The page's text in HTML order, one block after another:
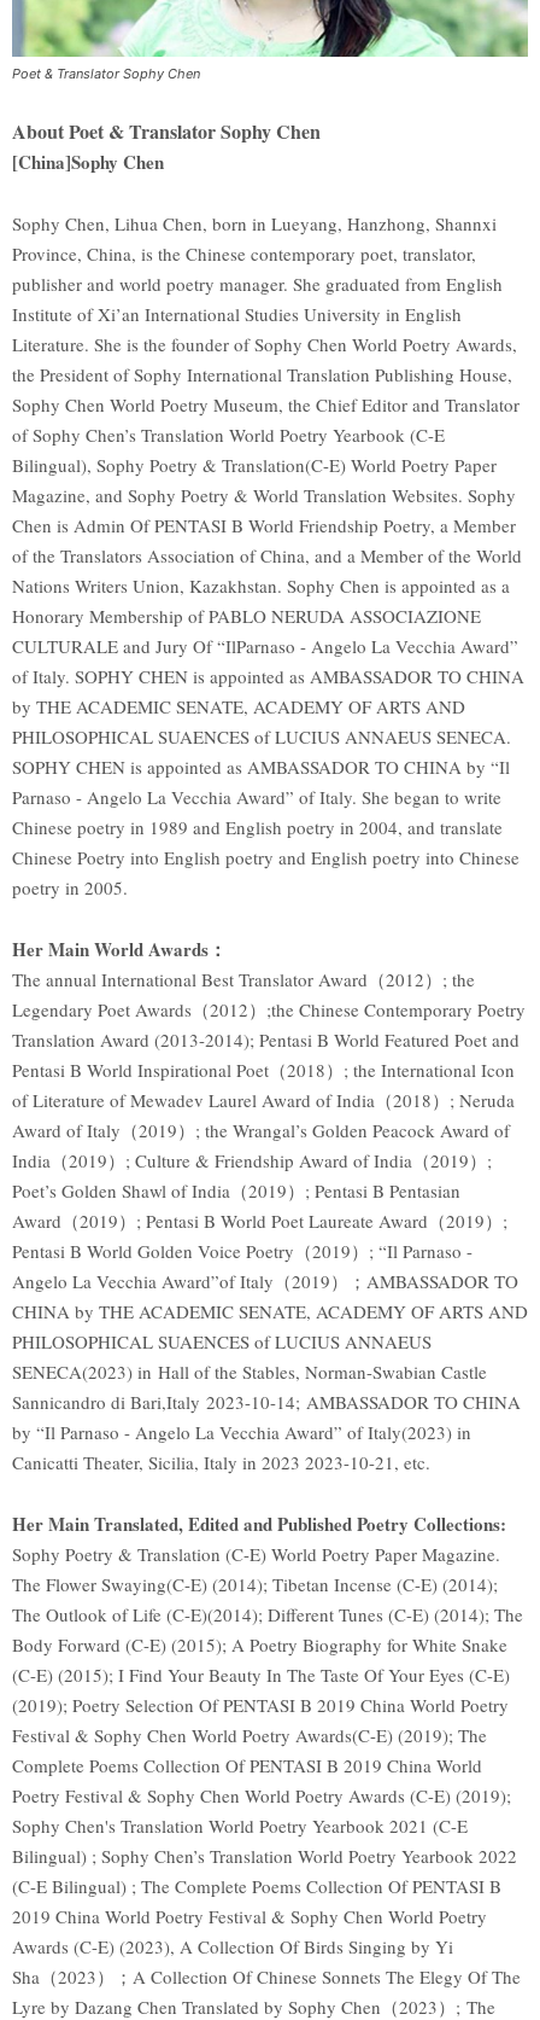
Poet & Translator Sophy Chen
About Poet & Translator Sophy Chen
[China]Sophy Chen
Sophy Chen, Lihua Chen, born in Lueyang, Hanzhong, Shannxi
Province, China, is the Chinese contemporary poet, translator,
publisher and world poetry manager. She graduated from English
Institute of Xi’an International Studies University in English
Literature. She is the founder of Sophy Chen World Poetry Awards,
the President of Sophy International Translation Publishing House,
Sophy Chen World Poetry Museum, the Chief Editor and Translator
of Sophy Chen’s Translation World Poetry Yearbook (C-E
Bilingual), Sophy Poetry & Translation(C-E) World Poetry Paper
Magazine, and Sophy Poetry & World Translation Websites. Sophy
Chen is Admin Of PENTASI B World Friendship Poetry, a Member
of the Translators Association of China, and a Member of the World
Nations Writers Union, Kazakhstan. Sophy Chen is appointed as a
Honorary Membership of PABLO NERUDA ASSOCIAZIONE
CULTURALE and Jury Of “IlParnaso - Angelo La Vecchia Award”
of Italy. SOPHY CHEN is appointed as AMBASSADOR TO CHINA
by THE ACADEMIC SENATE, ACADEMY OF ARTS AND
PHILOSOPHICAL SUAENCES of LUCIUS ANNAEUS SENECA.
SOPHY CHEN is appointed as AMBASSADOR TO CHINA by “Il
Parnaso - Angelo La Vecchia Award” of Italy. She began to write
Chinese poetry in 1989 and English poetry in 2004, and translate
Chinese Poetry into English poetry and English poetry into Chinese
poetry in 2005.
Her Main World Awards ：
The annual International Best Translator Award（2012）; the
Legendary Poet Awards（2012）;the Chinese Contemporary Poetry
Translation Award (2013-2014); Pentasi B World Featured Poet and
Pentasi B World Inspirational Poet（2018）; the International Icon
of Literature of Mewadev Laurel Award of India（2018）; Neruda
Award of Italy（2019）; the Wrangal’s Golden Peacock Award of
India（2019）; Culture & Friendship Award of India（2019）;
Poet’s Golden Shawl of India（2019）; Pentasi B Pentasian
Award（2019）; Pentasi B World Poet Laureate Award（2019）;
Pentasi B World Golden Voice Poetry（2019）; “Il Parnaso -
Angelo La Vecchia Award”of Italy（2019）；AMBASSADOR TO
CHINA by THE ACADEMIC SENATE, ACADEMY OF ARTS AND
PHILOSOPHICAL SUAENCES of LUCIUS ANNAEUS
SENECA(2023) in Hall of the Stables, Norman-Swabian Castle
Sannicandro di Bari,Italy 2023-10-14; AMBASSADOR TO CHINA
by “Il Parnaso - Angelo La Vecchia Award” of Italy(2023) in
Canicatti Theater, Sicilia, Italy in 2023 2023-10-21, etc.
Her Main Translated, Edited and Published Poetry Collections:
Sophy Poetry & Translation (C-E) World Poetry Paper Magazine.
The Flower Swaying(C-E) (2014); Tibetan Incense (C-E) (2014);
The Outlook of Life (C-E)(2014); Different Tunes (C-E) (2014); The
Body Forward (C-E) (2015); A Poetry Biography for White Snake
(C-E) (2015); I Find Your Beauty In The Taste Of Your Eyes (C-E)
(2019); Poetry Selection Of PENTASI B 2019 China World Poetry
Festival & Sophy Chen World Poetry Awards(C-E) (2019); The
Complete Poems Collection Of PENTASI B 2019 China World
Poetry Festival & Sophy Chen World Poetry Awards (C-E) (2019);
Sophy Chen's Translation World Poetry Yearbook 2021 (C-E
Bilingual) ; Sophy Chen’s Translation World Poetry Yearbook 2022
(C-E Bilingual) ; The Complete Poems Collection Of PENTASI B
2019 China World Poetry Festival & Sophy Chen World Poetry
Awards (C-E) (2023), A Collection Of Birds Singing by Yi
Sha（2023）；A Collection Of Chinese Sonnets The Elegy Of The
Lyre by Dazang Chen Translated by Sophy Chen（2023）; The